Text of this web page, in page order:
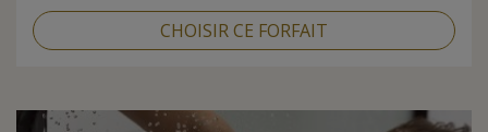
CHOISIR CE FORFAIT